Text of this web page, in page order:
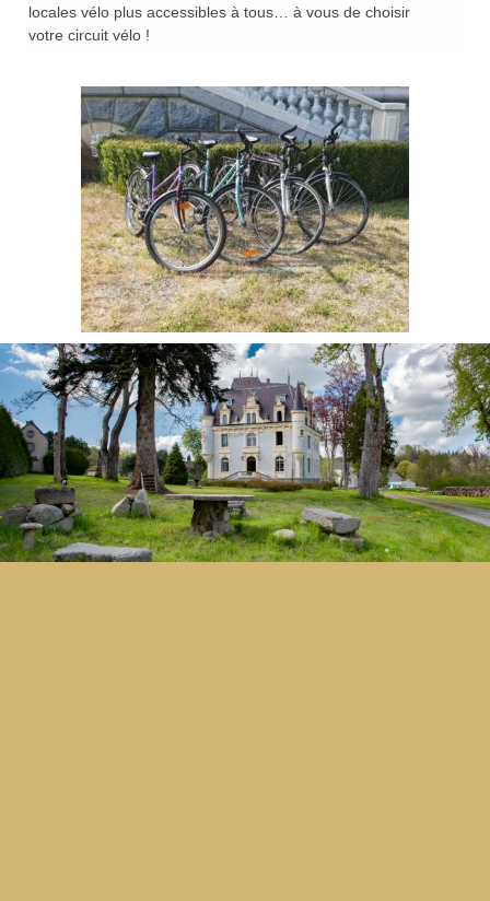
locales vélo plus accessibles à tous… à vous de choisir
votre circuit vélo !